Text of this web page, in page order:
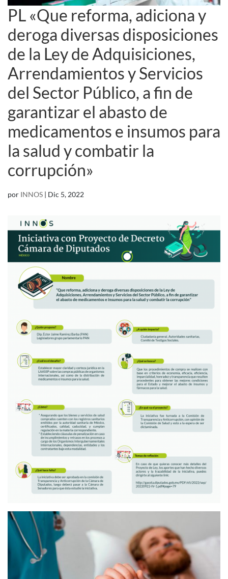
PL «Que reforma, adiciona y
deroga diversas disposiciones
de la Ley de Adquisiciones,
Arrendamientos y Servicios
del Sector Público, a fin de
garantizar el abasto de
medicamentos e insumos para
la salud y combatir la
corrupción»
por INNOS | Dic 5, 2022